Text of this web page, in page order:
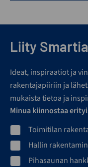
Liity
Ideat, inspiraatiot ja
rakentajapiiriin ja
mukaista tietoa ja
Minua kiinnostaa
Toimitilan
Hallin
Pihasaunan